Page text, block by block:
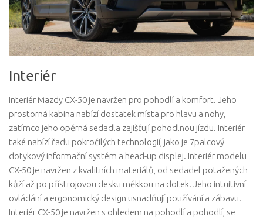
Interiér
Interiér Mazdy CX-50 je navržen pro pohodlí a komfort. Jeho
prostorná kabina nabízí dostatek místa pro hlavu a nohy,
zatímco jeho opěrná sedadla zajišťují pohodlnou jízdu. Interiér
také nabízí řadu pokročilých technologií, jako je 7palcový
dotykový informační systém a head-up displej. Interiér modelu
CX-50 je navržen z kvalitních materiálů, od sedadel potažených
kůží až po přístrojovou desku měkkou na dotek. Jeho intuitivní
ovládání a ergonomický design usnadňují používání a zábavu.
Interiér CX-50 je navržen s ohledem na pohodlí a pohodlí, se